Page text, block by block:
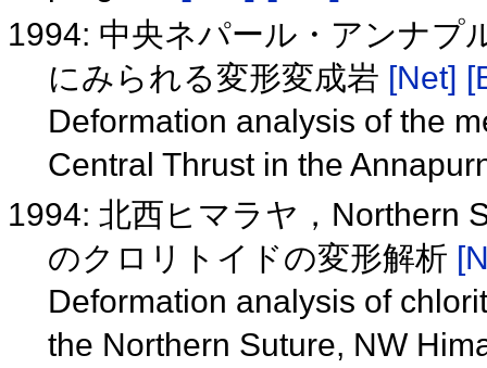
1994: 中央ネパール・アンナプ
にみられる変形変成岩 [Net]
Deformation analysis of the
Central Thrust in the
1994: 北西ヒマラヤ，Northern
のクロリトイドの変形解析
Deformation analysis of
the Northern Suture, NW